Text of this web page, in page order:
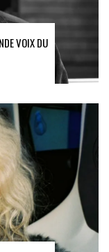
VOIX DU